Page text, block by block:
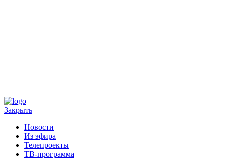
Закрыть
Новости
Из эфира
Телепроекты
ТВ-программа